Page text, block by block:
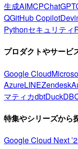
生成AIMCPChatGPT
QGitHub Copilot
Pythonセキュリティ
プロダクトやサービ
Google Cloud
AzureLINEZendesk
マティカdbtDuckDB
特集やシリーズから
Google Cloud Next